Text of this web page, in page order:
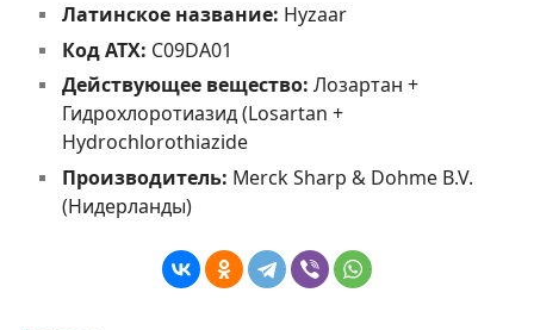
Латинское название: Hyzaar
Код АТХ: C09DA01
Действующее вещество: Лозартан +
Гидрохлоротиазид (Losartan +
Hydrochlorothiazide
Производитель: Merck Sharp & Dohme B.V.
(Нидерланды)